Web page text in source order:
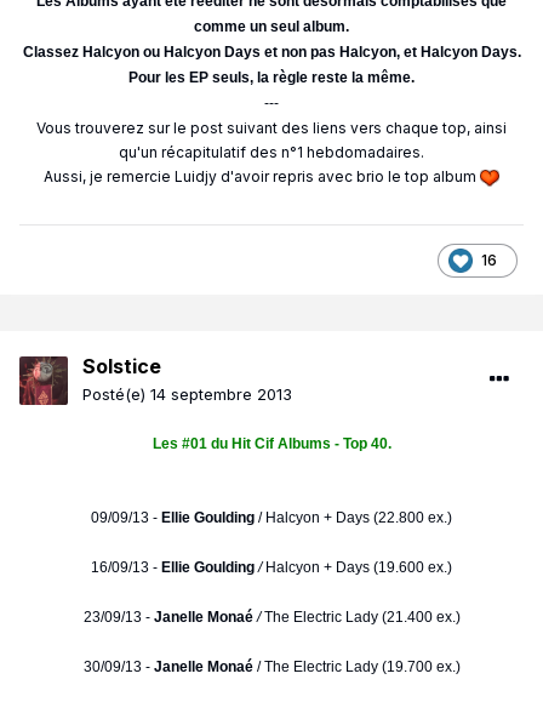
comme un seul album.
Classez Halcyon ou Halcyon Days et non pas Halcyon, et Halcyon Days.
Pour les EP seuls, la règle reste la même.
---
Vous trouverez sur le post suivant des liens vers chaque top, ainsi
qu'un récapitulatif des n°1 hebdomadaires.
Aussi, je remercie Luidjy d'avoir repris avec brio le top album
16
Solstice
Posté(e) 14 septembre 2013
Les #01 du Hit Cif Albums - Top 40.
09/09/13 - Ellie Goulding / Halcyon + Days (22.800 ex.)
16/09/13 - Ellie Goulding /Halcyon + Days (19.600 ex.)
23/09/13 - Janelle Monaé /The Electric Lady (21.400 ex.)
30/09/13 - Janelle Monaé/ The Electric Lady (19.700 ex.)